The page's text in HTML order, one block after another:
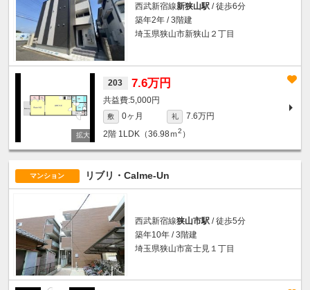
西武新宿線新狭山駅 / 徒歩6分
築年2年 / 3階建
埼玉県狭山市新狭山２丁目
203 7.6万円
5,000円
敷 0ヶ月 礼
7.6万円
2階 1LDK（36.98ｍ2 ）
マンション リブリ・Calme-Un
西武新宿線狭山市駅 / 徒歩5分
築年10年 / 3階建
埼玉県狭山市富士見１丁目